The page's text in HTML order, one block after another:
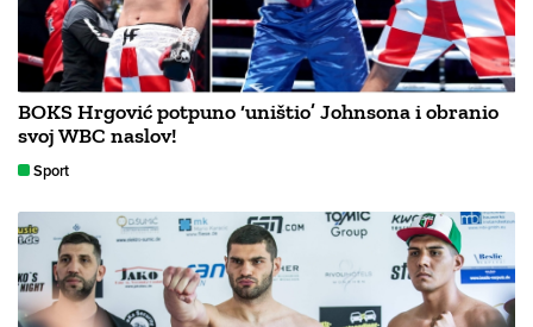
BOKS Hrgović potpuno ‘uništio’ Johnsona i obranio
svoj WBC naslov!
Sport